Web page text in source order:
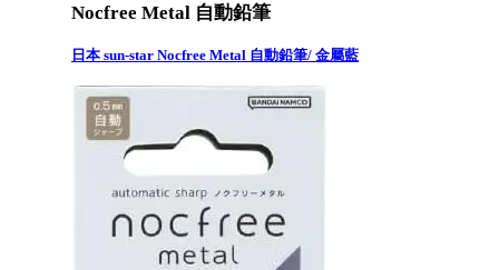
Nocfree Metal 自動鉛筆
日本 sun-star Nocfree Metal 自動鉛筆/ 金屬藍